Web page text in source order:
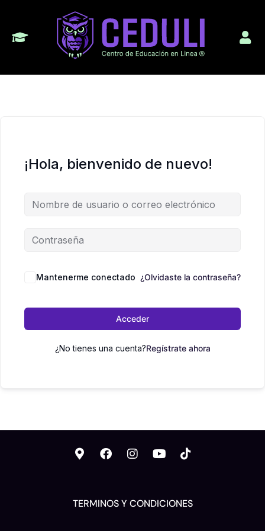
¡Hola, bienvenido de nuevo!
Mantenerme conectado ¿Olvidaste la contraseña?
Acceder
¿No tienes una cuenta?Regístrate ahora
TERMINOS Y CONDICIONES